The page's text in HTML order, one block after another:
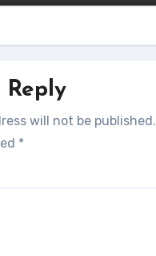
Reply
will not be published.
*